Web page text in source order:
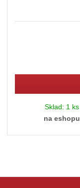
Sklad: 1 ks
na eshopu